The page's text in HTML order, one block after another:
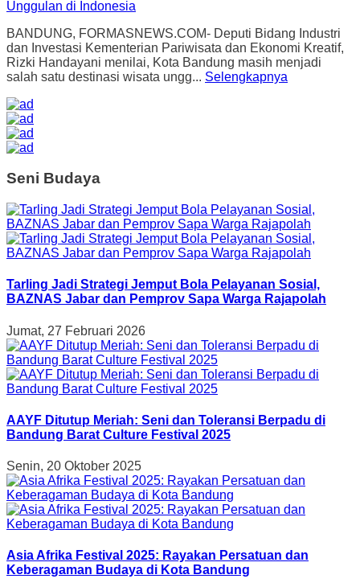
BANDUNG, FORMASNEWS.COM- Deputi Bidang Industri
dan Investasi Kementerian Pariwisata dan Ekonomi Kreatif,
Rizki Handayani menilai, Kota Bandung masih menjadi
salah satu destinasi wisata ungg... Selengkapnya
Seni Budaya
Tarling Jadi Strategi Jemput Bola Pelayanan Sosial,
BAZNAS Jabar dan Pemprov Sapa Warga Rajapolah
Jumat, 27 Februari 2026
AAYF Ditutup Meriah: Seni dan Toleransi Berpadu di
Bandung Barat Culture Festival 2025
Senin, 20 Oktober 2025
Asia Afrika Festival 2025: Rayakan Persatuan dan
Keberagaman Budaya di Kota Bandung